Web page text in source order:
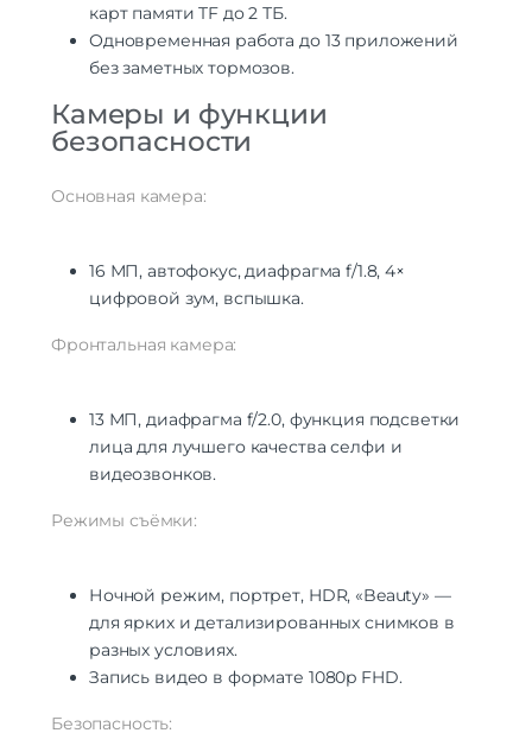
карт памяти TF до 2 ТБ.
Одновременная работа до 13 приложений
без заметных тормозов.
Камеры и функции
безопасности
Основная камера:
16 МП, автофокус, диафрагма f/1.8, 4×
цифровой зум, вспышка.
Фронтальная камера:
13 МП, диафрагма f/2.0, функция подсветки
лица для лучшего качества селфи и
видеозвонков.
Режимы съёмки:
Ночной режим, портрет, HDR, «Beauty» —
для ярких и детализированных снимков в
разных условиях.
Запись видео в формате 1080p FHD.
Безопасность: